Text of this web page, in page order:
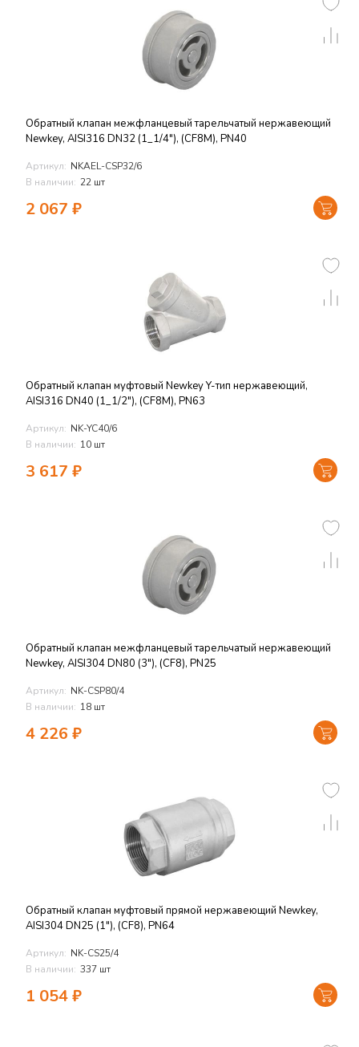
Обратный клапан межфланцевый тарельчатый нержавеющий
Newkey, AISI316 DN32 (1_1/4"), (CF8M), PN40
Артикул: NKAEL-CSP32/6
В наличии: 22 шт
2 067 ₽
Обратный клапан муфтовый Newkey Y-тип нержавеющий,
AISI316 DN40 (1_1/2"), (CF8M), PN63
Артикул: NK-YC40/6
В наличии: 10 шт
3 617 ₽
Обратный клапан межфланцевый тарельчатый нержавеющий
Newkey, AISI304 DN80 (3"), (CF8), PN25
Артикул: NK-CSP80/4
В наличии: 18 шт
4 226 ₽
Обратный клапан муфтовый прямой нержавеющий Newkey,
AISI304 DN25 (1"), (CF8), PN64
Артикул: NK-CS25/4
В наличии: 337 шт
1 054₽